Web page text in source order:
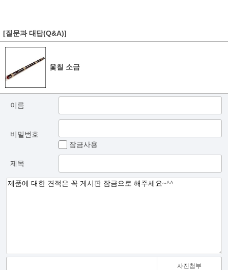
[질문과 대답(Q&A)]
옻칠 소금
이름
비밀번호
잠금사용
제목
사진첨부